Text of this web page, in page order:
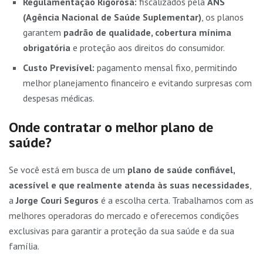
(Agência Nacional de Saúde Suplementar) , os planos
garantem padrão de qualidade, cobertura mínima
obrigatória e proteção aos direitos do consumidor.
Custo Previsível: pagamento mensal fixo, permitindo
melhor planejamento financeiro e evitando surpresas com
despesas médicas.
Onde contratar o melhor plano de
saúde?
Se você está em busca de um plano de saúde confiável,
acessível e que realmente atenda às suas necessidades
aJorge Couri Seguros é a escolha certa. Trabalhamos com as
melhores operadoras do mercado e oferecemos condições
exclusivas para garantir a proteção da sua saúde e da sua
família.